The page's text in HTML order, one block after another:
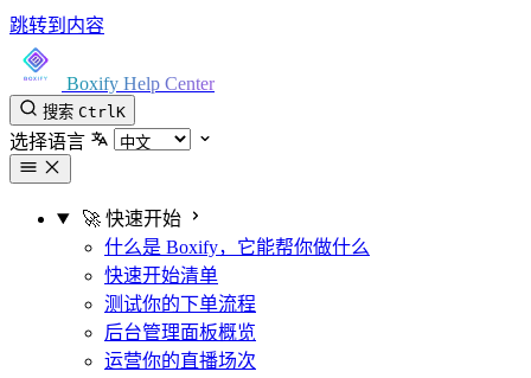
跳转到内容
Boxify Help Center
搜索 CtrlK
选择语言
🚀 快速开始
什么是 Boxify，它能帮你做什么
快速开始清单
测试你的下单流程
后台管理面板概览
运营你的直播场次